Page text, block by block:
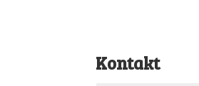
Kontakt